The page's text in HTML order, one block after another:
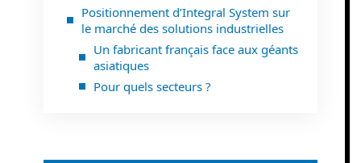
Positionnement d’Integral System sur
le marché des solutions industrielles
Un fabricant français face aux géants
asiatiques
Pour quels secteurs ?